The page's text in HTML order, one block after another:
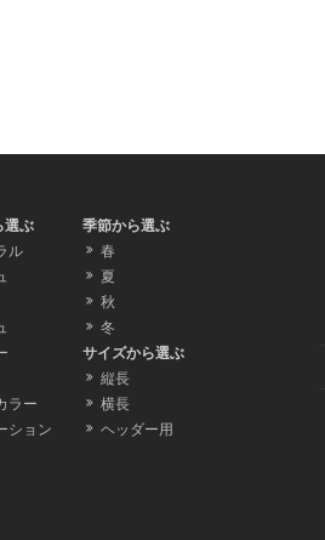
選ぶ
ル
ラー
ション
季節から選ぶ
春
夏
秋
冬
サイズから選ぶ
縦長
横長
ヘッダー用